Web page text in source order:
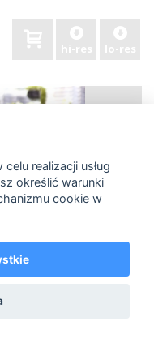
hi-res lo-res
realizacji usług
określić warunki
cookie w